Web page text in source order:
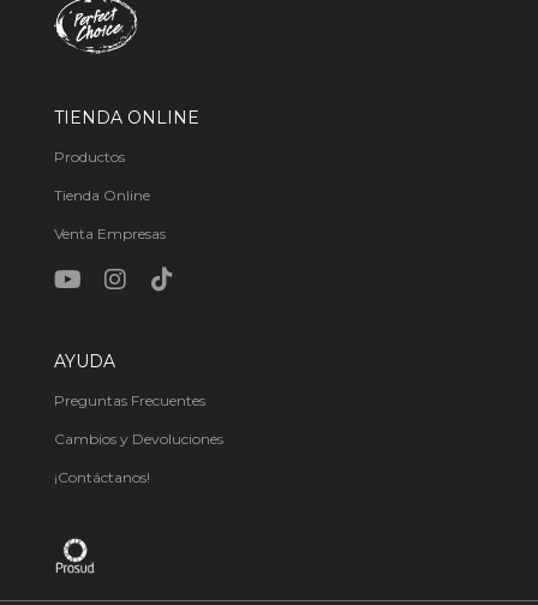
TIENDA ONLINE
Productos
Tienda Online
Venta Empresas
AYUDA
Preguntas Frecuentes
Cambios y Devoluciones
¡Contáctanos!